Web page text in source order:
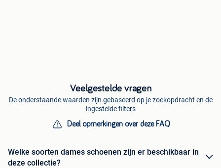
Veelgestelde vragen
De onderstaande waarden zijn gebaseerd op je zoekopdracht en de
ingestelde filters
Deel opmerkingen over deze FAQ
Welke soorten dames schoenen zijn er beschikbaar in
deze collectie?